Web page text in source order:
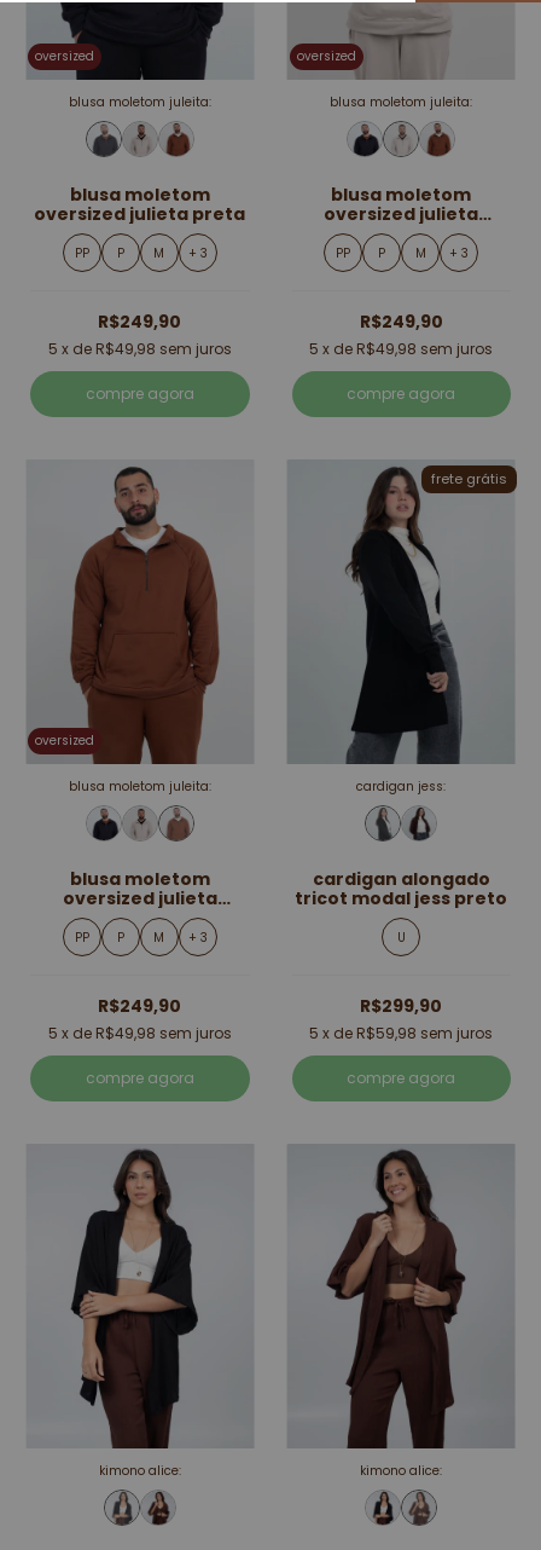
oversized
blusa moletom juleita:
blusa moletom
oversized julieta preta
PP P M + 3
R$249,90
5 x de R$49,98 sem juros
compre agora
oversized
blusa moletom juleita:
blusa moletom
oversized julieta
creme
PP P M + 3
R$249,90
5 x de R$49,98 sem juros
compre agora
oversized
blusa moletom juleita:
blusa moletom
oversized julieta
marrom
PP P M + 3
R$249,90
5 x de R$49,98 sem juros
compre agora
frete grátis
cardigan jess:
cardigan alongado
tricot modal jess preto
U
R$299,90
5 x de R$59,98 sem juros
compre agora
kimono alice: kimono alice: